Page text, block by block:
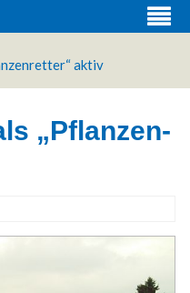
aktiv
„Pflanzen­